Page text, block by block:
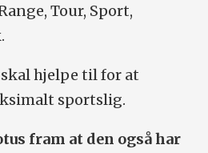
Tour, Sport,
hjelpe til for at
sportslig.
fram at den også har